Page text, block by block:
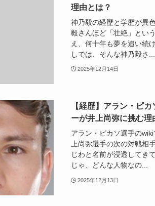
理由とは？
神乃毅の経歴と学歴が異
毅さんほど「壮絶」とい
え、何十年も夢を追い続
しでは、そんな神乃毅さ...
2025年12月14日
【経歴】アラン・ピ
ーが井上尚弥に挑む理
アラン・ピカソ選手の
上尚弥選手の次の対戦相
じわと名前が浸透してき
じゃ、どんな人物なの...
2025年12月13日